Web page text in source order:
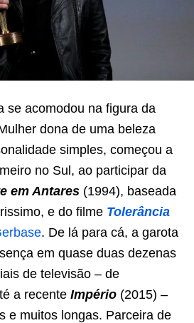
se acomodou na figura da
dona de uma beleza
simples, começou a
no Sul, ao participar da
em Antares (1994), baseada
e do filme Tolerância
. De lá para cá, a garota
em quase duas dezenas
de televisão – de
a recente Império (2015) –
e muitos longas. Parceira de